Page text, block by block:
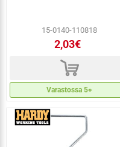
15-0140-110818
2,03€
d
Varastossa 5+